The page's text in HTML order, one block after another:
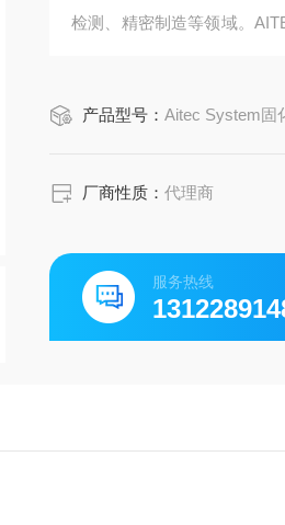
检测、精密制造等领域。
产品型号：Aitec System固
厂商性质：代理商
服务热线